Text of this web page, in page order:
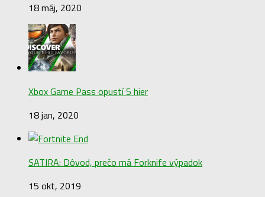
18 máj, 2020
Xbox Game Pass opustí 5 hier
18 jan, 2020
SATIRA: Dôvod, prečo má Forknife výpadok
15 okt, 2019